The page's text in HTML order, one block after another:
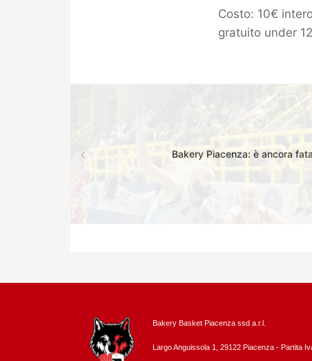
Costo: 10€
gratuito under
Bakery Piacenza: è ancora
Bakery Basket Piacenza ssd a.r.l.
Largo Anguissola 1, 29122 Piacenza - Partita